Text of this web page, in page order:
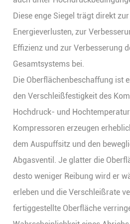
Diese enge Siegel trägt direkt
Energieverlusten, zur
Effizienz und zur Verbesserung
Gesamtsystems bei.
Die Oberflächenbeschaffung ist
den Verschleißfestigkeit des
Hochdruck- und
Kompressoren erzeugen
dem Auspuffsitz und den
Abgasventil. Je glatter die
desto weniger Reibung wird er
erleben und die Verschleißrate
fertiggestellte Oberfläche